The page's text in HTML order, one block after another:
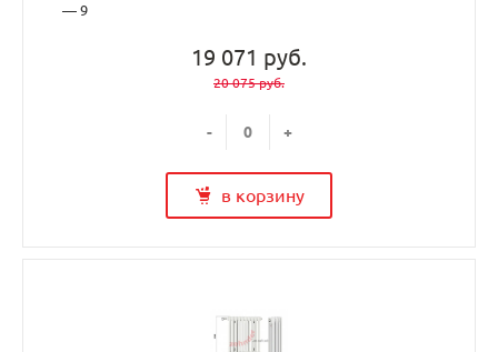
— 9
19 071 руб.
20 075 руб.
- +
в корзину